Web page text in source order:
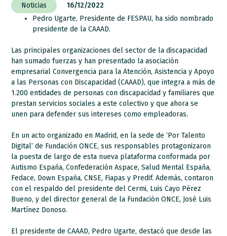
Noticias
16/12/2022
Pedro Ugarte, Presidente de FESPAU, ha sido nombrado
presidente de la CAAAD.
Las principales organizaciones del sector de la discapacidad
han sumado fuerzas y han presentado la asociación
empresarial Convergencia para la Atención, Asistencia y Apoyo
a las Personas con Discapacidad (CAAAD), que integra a más de
1.200 entidades de personas con discapacidad y familiares que
prestan servicios sociales a este colectivo y que ahora se
unen para defender sus intereses como empleadoras.
En un acto organizado en Madrid, en la sede de ‘Por Talento
Digital’ de Fundación ONCE, sus responsables protagonizaron
la puesta de largo de esta nueva plataforma conformada por
Autismo España, Confederación Aspace, Salud Mental España,
Fedace, Down España, CNSE, Fiapas y Predif. Además, contaron
con el respaldo del presidente del Cermi, Luis Cayo Pérez
Bueno, y del director general de la Fundación ONCE, José Luis
Martínez Donoso.
El presidente de CAAAD, Pedro Ugarte, destacó que desde las